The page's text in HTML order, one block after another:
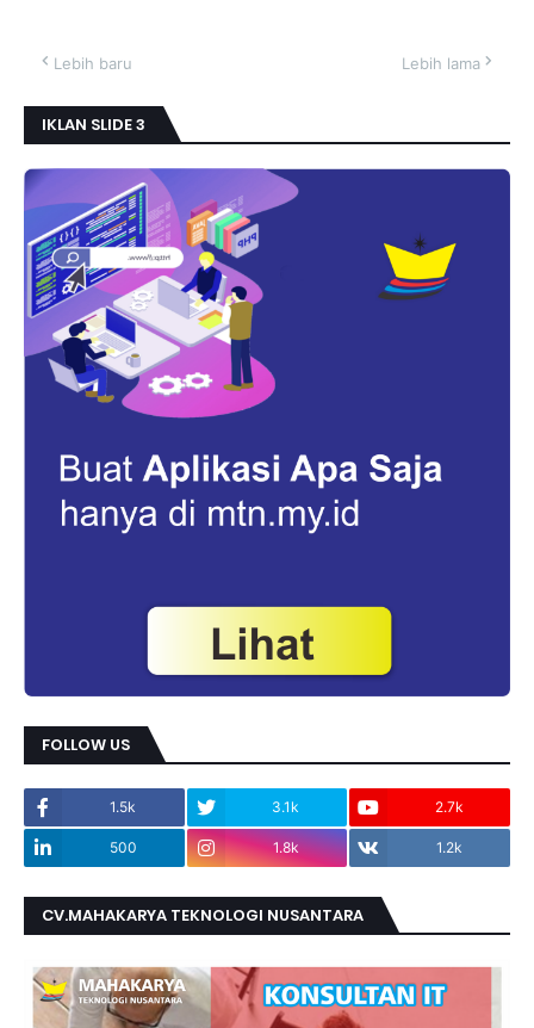
Lebih baru Lebih lama
IKLAN SLIDE 3
FOLLOW US
1.5k 3.1k 2.7k
500 1.8k 1.2k
CV.MAHAKARYA TEKNOLOGI NUSANTARA